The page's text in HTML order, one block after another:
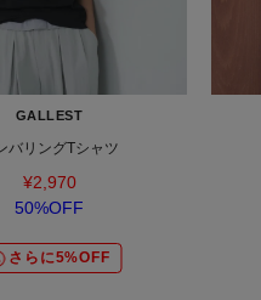
GALLEST
バリングTシャツ
¥2,970
50%OFF
さらに5%OFF